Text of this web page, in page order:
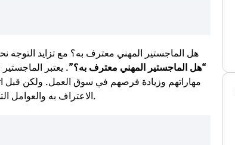
هل الماجستير المهني معترف به؟ مع تزايد التوجه
“هل الماجستير المهني معترف به؟”. يعتبر
مهاراتهم وزيادة فرصهم في سوق العمل. ولكن قبل
الاعتراف به والعوامل التي قد تؤثر على قبول الشهادة في الأوساط الأكاديمية والمهنية.